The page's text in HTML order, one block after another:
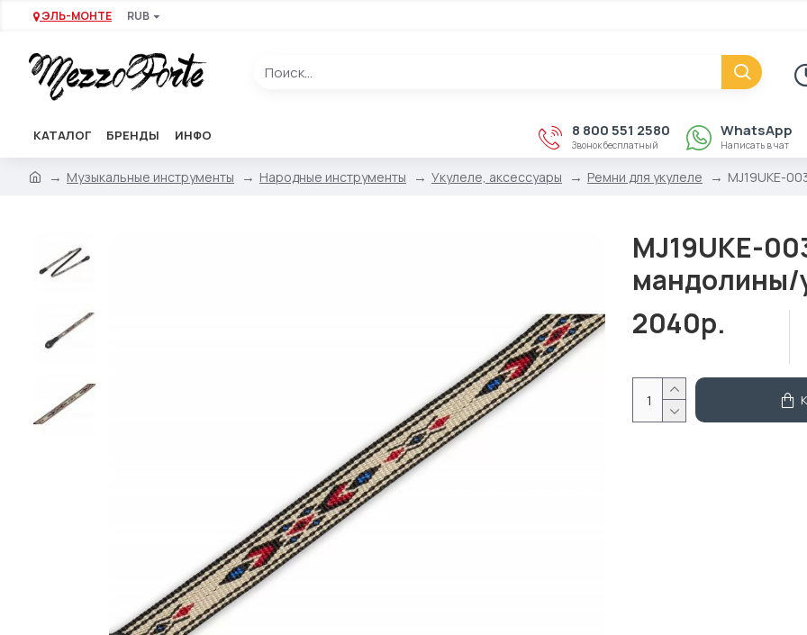
ЭЛЬ-МОНТЕ RUB
КАТАЛОГ БРЕНДЫ ИНФО 8 800 551 2580
Звонок бесплатный
WhatsApp
Написать в чат
Музыкальные инструменты Народные инструменты Укулеле, аксессуары Ремни для укулеле MJ19UKE-
MJ19UKE-
мандолины/
2040р.